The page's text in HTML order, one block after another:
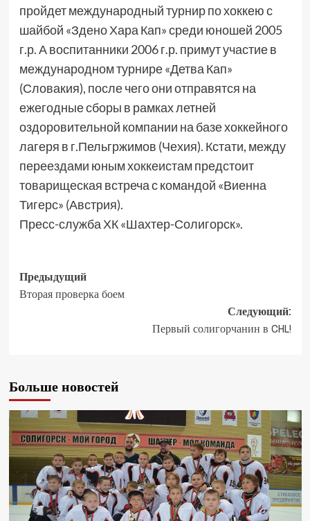
пройдет международный турнир по хоккею с
шайбой «Здено Хара Кап» среди юношей 2005
г.р. А воспитанники 2006 г.р. примут участие в
международном турнире «Детва Кап»
(Словакия), после чего они отправятся на
ежегодные сборы в рамках летней
оздоровительной компании на базе хоккейного
лагеря в г.Пельгржимов (Чехия). Кстати, между
переездами юным хоккеистам предстоит
товарищеская встреча с командой «Виенна
Тигерс» (Австрия).
Пресс-служба ХК «Шахтер-Солигорск».
Предыдущий
Вторая проверка боем
Следующий:
Первый солигорчанин в CHL!
Больше новостей